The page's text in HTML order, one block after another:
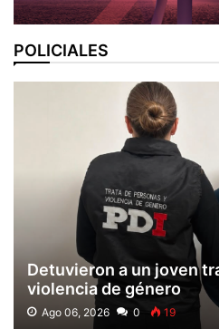
POLICIALES
Detuvieron a un joven
violencia de género
Ago 06, 2026 0 19